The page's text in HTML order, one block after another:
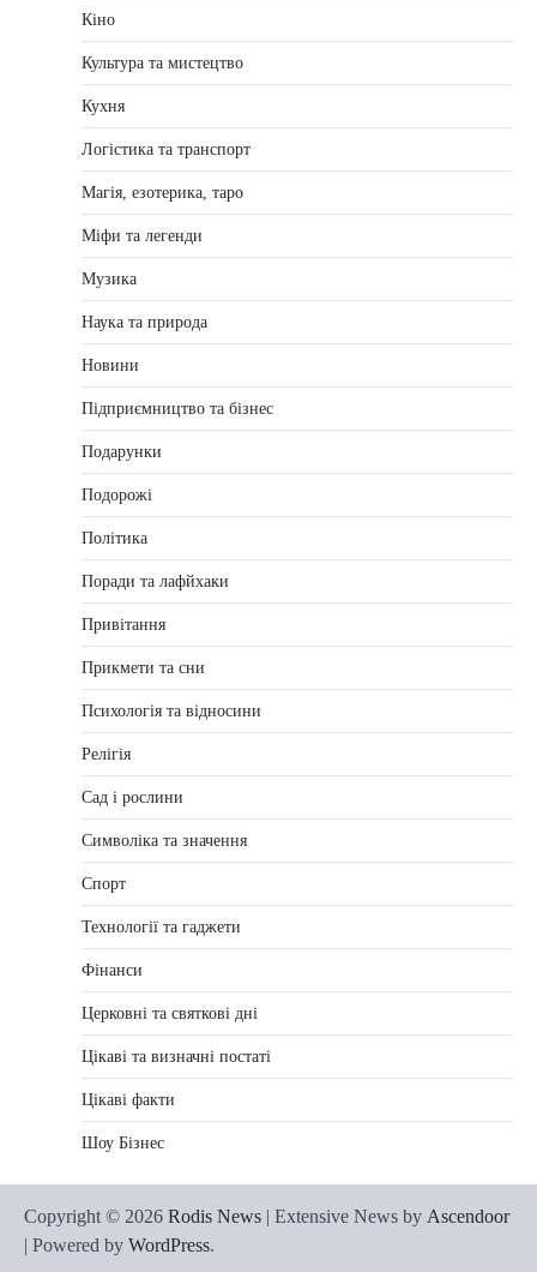
Кіно
Культура та мистецтво
Кухня
Логістика та транспорт
Магія, езотерика, таро
Міфи та легенди
Музика
Наука та природа
Новини
Підприємництво та бізнес
Подарунки
Подорожі
Політика
Поради та лафйхаки
Привітання
Прикмети та сни
Психологія та відносини
Релігія
Сад і рослини
Символіка та значення
Спорт
Технології та гаджети
Фінанси
Церковні та святкові дні
Цікаві та визначні постаті
Цікаві факти
Шоу Бізнес
Copyright © 2026 Rodis News | Extensive News by Ascendoor
| Powered by WordPress.